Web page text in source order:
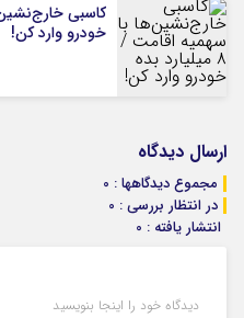
خودرو وارد کن!
ارسال دیدگاه
مجموع دیدگاهها : 0
در انتظار بررسی : 0
انتشار یافته : 0
دیدگاه خود را اینجا بنویسید